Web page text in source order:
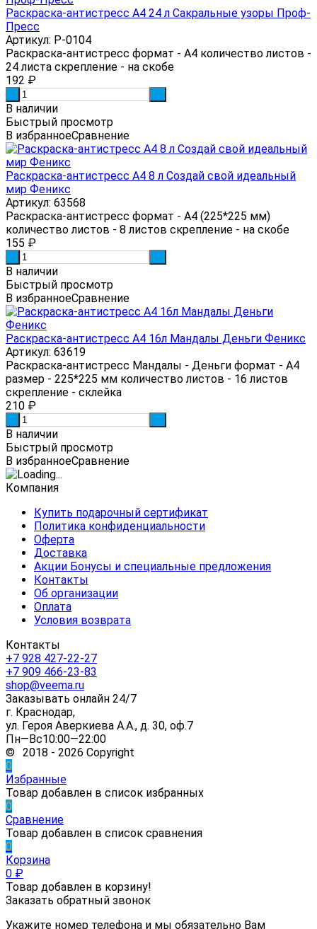
Раскраска-антистресс А4 24 л Сакральные узоры Проф-
Пресс
Артикул: Р-0104
Раскраска-антистресс формат - А4 количество листов -
24 листа скрепление - на скобе
192 ₽
В наличии
Быстрый просмотр
В избранноеСравнение
Раскраска-антистресс А4 8 л Создай свой идеальный
мир Феникс
Артикул: 63568
Раскраска-антистресс формат - А4 (225*225 мм)
количество листов - 8 листов скрепление - на скобе
155 ₽
В наличии
Быстрый просмотр
В избранноеСравнение
Раскраска-антистресс А4 16л Мандалы Деньги Феникс
Артикул: 63619
Раскраска-антистресс Мандалы - Деньги формат - А4
размер - 225*225 мм количество листов - 16 листов
скрепление - склейка
210 ₽
В наличии
Быстрый просмотр
В избранноеСравнение
Компания
Купить подарочный сертификат
Политика конфиденциальности
Оферта
Доставка
Акции Бонусы и специальные предложения
Контакты
Об организации
Оплата
Условия возврата
Контакты
+7 928 427-22-27
+7 909 466-23-83
shop@veema.ru
Заказывать онлайн 24/7
г. Краснодар,
ул. Героя Аверкиева А.А., д. 30, оф.7
Пн—Вс10:00—22:00
© 2018 - 2026 Copyright
0
Избранные
Товар добавлен в список избранных
0
Сравнение
Товар добавлен в список сравнения
0
Корзина
0 ₽
Товар добавлен в корзину!
Заказать обратный звонок
Укажите номер телефона и мы обязательно Вам